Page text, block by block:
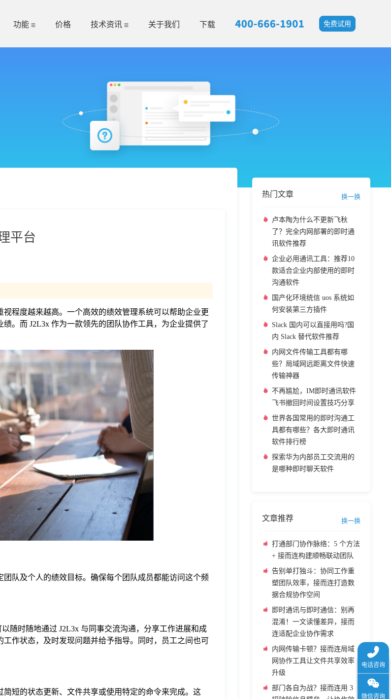
功能 价格 技术资讯 关于我们 下载 免费试用
平台
程度越来越高。一个高效的绩效管理系统可以帮助企业更
。而 J2L3x 作为一款领先的团队协作工具，为企业提供了
队及个人的绩效目标。确保每个团队成员都能访问这个频
随时随地通过 J2L3x 与同事交流沟通，分享工作进展和成
作状态，及时发现问题并给予指导。同时，员工之间也可
短的状态更新、文件共享或使用特定的命令来完成。这
热门文章 换一换
卢本陶为什么不更新飞秋
了？完全内网部署的即时通
讯软件推荐
企业必用通讯工具：推荐10
款适合企业内部使用的即时
沟通软件
国产化环境统信 uos 系统如
何安装第三方插件
Slack 国内可以直接用吗?国
内 Slack 替代软件推荐
内网文件传输工具都有哪
些？局域网远距离文件快速
传输神器
不再尴尬，IM即时通讯软件
飞书撤回时间设置技巧分享
世界各国常用的即时沟通工
具都有哪些？各大即时通讯
软件排行榜
探索华为内部员工交流用的
是哪种即时聊天软件
文章推荐 换一换
打通部门协作脉络：5 个方法
+ 接而连构建顺畅联动团队
告别单打独斗：协同工作重
塑团队效率，接而连打造数
据合规协作空间
即时通讯与即时通信：别再
混淆！一文读懂差异，接而
连适配企业协作需求
内网传输卡顿？接而连局域
网协作工具让文件共享效率
升级
部门各自为战？接而连用 3